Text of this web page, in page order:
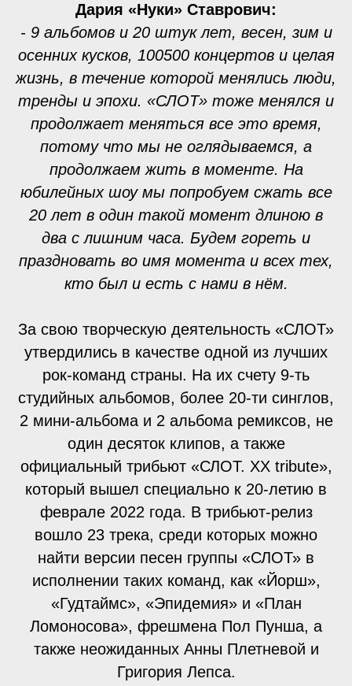
Дария «Нуки» Ставрович:
- 9 альбомов и 20 штук лет, весен, зим и
осенних кусков, 100500 концертов и целая
жизнь, в течение которой менялись люди,
тренды и эпохи. «СЛОТ» тоже менялся и
продолжает меняться все это время,
потому что мы не оглядываемся, а
продолжаем жить в моменте. На
юбилейных шоу мы попробуем сжать все
20 лет в один такой момент длиною в
два с лишним часа. Будем гореть и
праздновать во имя момента и всех тех,
кто был и есть с нами в нём.
За свою творческую деятельность «СЛОТ»
утвердились в качестве одной из лучших
рок-команд страны. На их счету 9-ть
студийных альбомов, более 20-ти синглов,
2 мини-альбома и 2 альбома ремиксов, не
один десяток клипов, а также
официальный трибьют «СЛОТ. ХХ tribute»,
который вышел специально к 20-летию в
феврале 2022 года. В трибьют-релиз
вошло 23 трека, среди которых можно
найти версии песен группы «СЛОТ» в
исполнении таких команд, как «Йорш»,
«Гудтаймс», «Эпидемия» и «План
Ломоносова», фрешмена Пол Пунша, а
также неожиданных Анны Плетневой и
Григория Лепса.